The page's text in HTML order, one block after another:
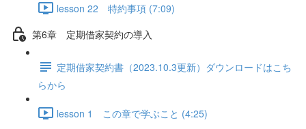
lesson 22 特約事項 (7:09)
第6章 定期借家契約の導入
定期借家契約書（2023.10.3更新）ダウンロードはこち
らから
lesson 1 この章で学ぶこと (4:25)